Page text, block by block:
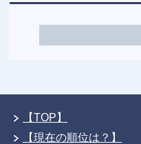
【TOP】
【現在の順位は？】